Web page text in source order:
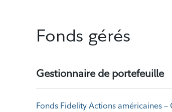
Fonds gérés
Gestionnaire de portefeuille
Fonds Fidelity Actions américaines